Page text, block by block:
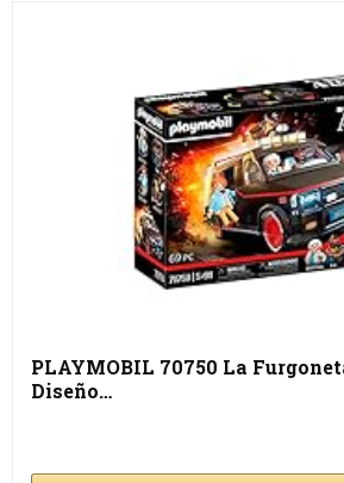
PLAYMOBIL 70750 La
Diseño…